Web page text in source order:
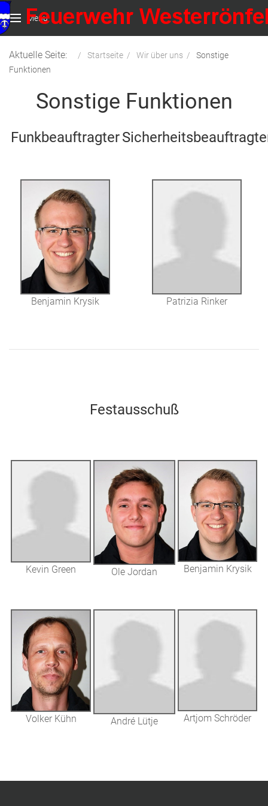
Menu
Aktuelle Seite: Startseite Wir über uns
Sonstige
Funktionen
Sonstige Funktionen
Funkbeauftragter
Benjamin Krysik Patrizia Rinker
Festausschuß
Kevin Green Ole Jordan Benjamin Krysik
Volker Kühn André Lütje Artjom Schröder